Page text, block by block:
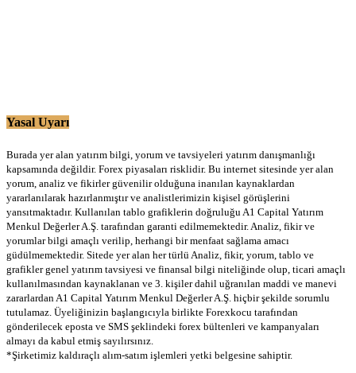
Yasal Uyarı
Burada yer alan yatırım bilgi, yorum ve tavsiyeleri yatırım danışmanlığı
kapsamında değildir. Forex piyasaları risklidir. Bu internet sitesinde yer alan
yorum, analiz ve fikirler güvenilir olduğuna inanılan kaynaklardan
yararlanılarak hazırlanmıştır ve analistlerimizin kişisel görüşlerini
yansıtmaktadır. Kullanılan tablo grafiklerin doğruluğu A1 Capital Yatırım
Menkul Değerler A.Ş. tarafından garanti edilmemektedir. Analiz, fikir ve
yorumlar bilgi amaçlı verilip, herhangi bir menfaat sağlama amacı
güdülmemektedir. Sitede yer alan her türlü Analiz, fikir, yorum, tablo ve
grafikler genel yatırım tavsiyesi ve finansal bilgi niteliğinde olup, ticari amaçlı
kullanılmasından kaynaklanan ve 3. kişiler dahil uğranılan maddi ve manevi
zararlardan A1 Capital Yatırım Menkul Değerler A.Ş. hiçbir şekilde sorumlu
tutulamaz. Üyeliğinizin başlangıcıyla birlikte Forexkocu tarafından
gönderilecek eposta ve SMS şeklindeki forex bültenleri ve kampanyaları
almayı da kabul etmiş sayılırsınız.
*Şirketimiz kaldıraçlı alım-satım işlemleri yetki belgesine sahiptir.